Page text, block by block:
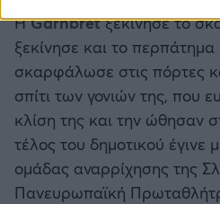
ΗGarnbretξεκίνησε το
ξεκίνησε και το
σκαρφάλωσε στις πόρτες
σπίτι των γονιών της, που
κλίση της και την ώθησαν
τέλος του δημοτικού έγινε
ομάδας αναρρίχησης της
Πανευρωπαϊκή